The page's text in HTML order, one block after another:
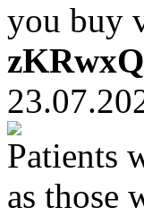
you buy
Patients
as those